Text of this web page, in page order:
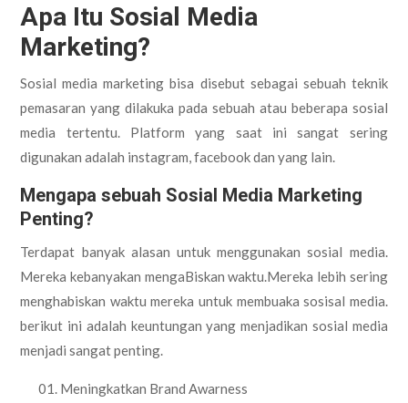
Apa Itu Sosial Media
Marketing?
Sosial media marketing bisa disebut sebagai sebuah teknik
pemasaran yang dilakuka pada sebuah atau beberapa sosial
media tertentu. Platform yang saat ini sangat sering
digunakan adalah instagram, facebook dan yang lain.
Mengapa sebuah Sosial Media Marketing
Penting?
Terdapat banyak alasan untuk menggunakan sosial media.
Mereka kebanyakan mengaBiskan waktu.Mereka lebih sering
menghabiskan waktu mereka untuk membuaka sosisal media.
berikut ini adalah keuntungan yang menjadikan sosial media
menjadi sangat penting.
Meningkatkan Brand Awarness